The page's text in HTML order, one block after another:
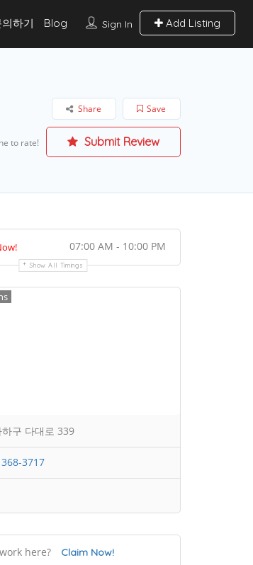
Sign In Add Listing
하기 Blog
Save
Share
to rate! Submit Review
07:00 AM - 10:00 PM
Show All Timings
구 다대로 339
3717
here? Claim Now!